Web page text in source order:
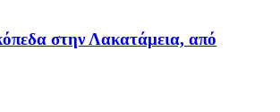
στην Λακατάμεια, από